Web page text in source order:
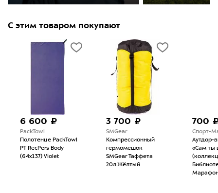
С этим товаром покупают
6 600 ₽
PackTowl
Полотенце PackTowl
PT RecPers Body
(64x137) Violet
3 700 ₽
SMGear
Компрессионный
гермомешок
SMGear Таффета
20л Жёлтый
700
Спорт-
Аутдор-
«Сам ты